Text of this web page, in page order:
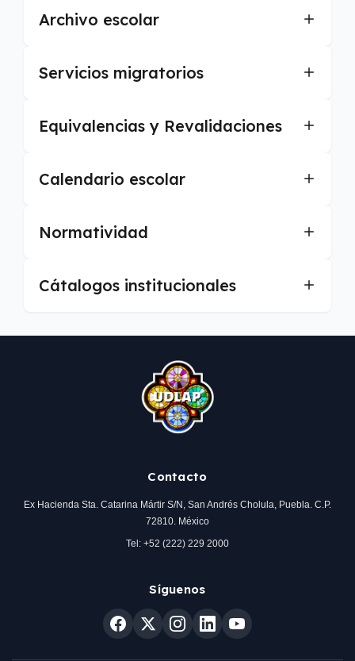
Archivo escolar
Servicios migratorios
Equivalencias y Revalidaciones
Calendario escolar
Normatividad
Cátalogos institucionales
Contacto
Ex Hacienda Sta. Catarina Mártir S/N, San Andrés Cholula, Puebla. C.P.
72810. México
Tel: +52 (222) 229 2000
Síguenos